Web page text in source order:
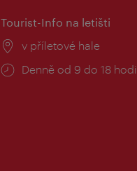
Tourist-Info na letišti
Místo:
v příletové hale
Provozní
Denně od 9 do 18